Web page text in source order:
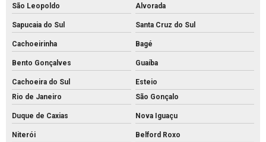
Grelha de concreto pré moldado
Grelha de concreto preço
Intertravado de concreto preço
Intertravado de concreto
Intertravados de concreto pisos
São Leopoldo Alvorada
Sapucaia do Sul Santa Cruz do Sul
Cachoeirinha Bagé
Bento Gonçalves Guaíba
Cachoeira do Sul
Esteio
Rio de Janeiro
São Gonçalo
Duque de Caxias Nova Iguaçu
Niterói Belford Roxo